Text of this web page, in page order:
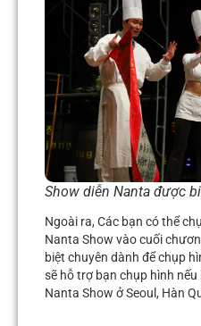
Show diễn Nanta được
Ngoài ra, Các bạn có thể
Nanta Show vào cuối
biệt chuyên dành để chụp
sẽ hỗ trợ bạn chụp hình
Nanta Show ở Seoul, Hàn